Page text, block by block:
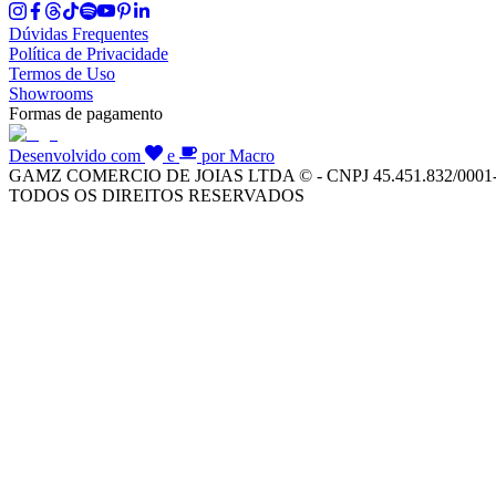
Dúvidas Frequentes
Política de Privacidade
Termos de Uso
Showrooms
Formas de pagamento
Desenvolvido com e
por Macro
GAMZ COMERCIO DE JOIAS LTDA © - CNPJ 45.451.832/
TODOS OS DIREITOS RESERVADOS